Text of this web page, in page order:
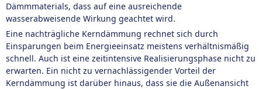
Dämmmaterials, dass auf eine ausreichende
wasserabweisende Wirkung geachtet wird.
Eine nachträgliche Kerndämmung rechnet sich durch
Einsparungen beim Energieeinsatz meistens verhältnismäßig
schnell. Auch ist eine zeitintensive Realisierungsphase nicht zu
erwarten. Ein nicht zu vernachlässigender Vorteil der
Kerndämmung ist darüber hinaus, dass sie die Außenansicht